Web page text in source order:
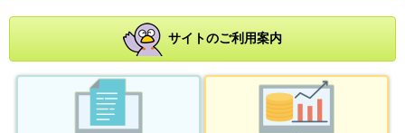
サイトのご利用案内